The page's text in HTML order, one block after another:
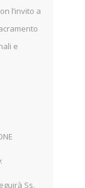
l’invito a
e
:
Ss.